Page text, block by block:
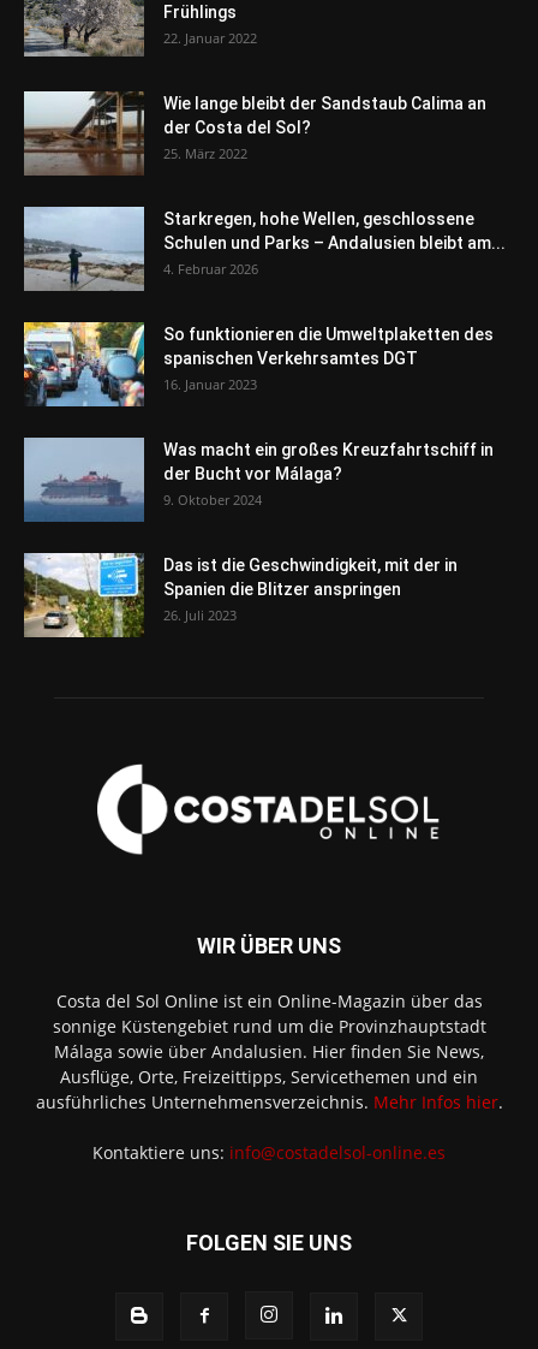
Frühlings
22. Januar 2022
Wie lange bleibt der Sandstaub Calima an
der Costa del Sol?
25. März 2022
Starkregen, hohe Wellen, geschlossene
Schulen und Parks – Andalusien bleibt am...
4. Februar 2026
So funktionieren die Umweltplaketten des
spanischen Verkehrsamtes DGT
16. Januar 2023
Was macht ein großes Kreuzfahrtschiff in
der Bucht vor Málaga?
9. Oktober 2024
Das ist die Geschwindigkeit, mit der in
Spanien die Blitzer anspringen
26. Juli 2023
WIR ÜBER UNS
Costa del Sol Online ist ein Online-Magazin über das
sonnige Küstengebiet rund um die Provinzhauptstadt
Málaga sowie über Andalusien. Hier finden Sie News,
Ausflüge, Orte, Freizeittipps, Servicethemen und ein
ausführliches Unternehmensverzeichnis. Mehr Infos hier.
Kontaktiere uns: info@costadelsol-online.es
FOLGEN SIE UNS